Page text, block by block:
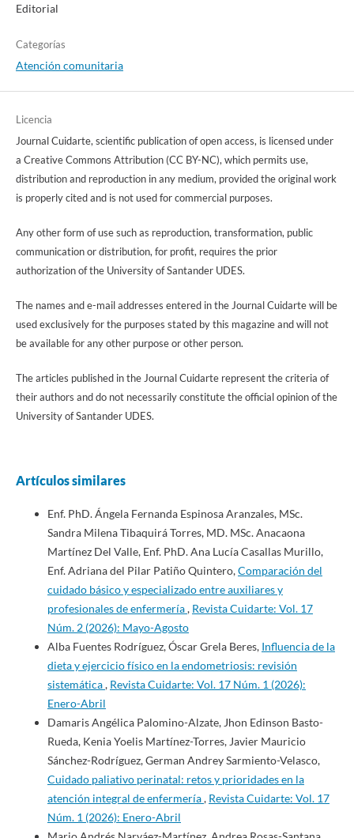
Editorial
Categorías
Atención comunitaria
Licencia
Journal Cuidarte, scientific publication of open access, is licensed under
a Creative Commons Attribution (CC BY-NC), which permits use,
distribution and reproduction in any medium, provided the original work
is properly cited and is not used for commercial purposes.
Any other form of use such as reproduction, transformation, public
communication or distribution, for profit, requires the prior
authorization of the University of Santander UDES.
The names and e-mail addresses entered in the Journal Cuidarte will be
used exclusively for the purposes stated by this magazine and will not
be available for any other purpose or other person.
The articles published in the Journal Cuidarte represent the criteria of
their authors and do not necessarily constitute the official opinion of the
University of Santander UDES.
Artículos similares
Enf. PhD. Ángela Fernanda Espinosa Aranzales, MSc.
Sandra Milena Tibaquirá Torres, MD. MSc. Anacaona
Martínez Del Valle, Enf. PhD. Ana Lucía Casallas Murillo,
Enf. Adriana del Pilar Patiño Quintero,Comparación del
cuidado básico y especializado entre auxiliares y
profesionales de enfermería, Revista Cuidarte: Vol. 17
Núm. 2 (2026): Mayo-Agosto
Alba Fuentes Rodríguez, Óscar Grela Beres, Influencia de la
dieta y ejercicio físico en la endometriosis: revisión
sistemática, Revista Cuidarte: Vol. 17 Núm. 1 (2026):
Enero-Abril
Damaris Angélica Palomino-Alzate, Jhon Edinson Basto-
Rueda, Kenia Yoelis Martínez-Torres, Javier Mauricio
Sánchez-Rodríguez, German Andrey Sarmiento-Velasco,
Cuidado paliativo perinatal: retos y prioridades en la
atención integral de enfermería, Revista Cuidarte: Vol. 17
Núm. 1 (2026): Enero-Abril